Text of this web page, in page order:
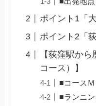
ポイント1「
ポイント2「
【荻窪駅か
コース）】
■コースＭ
■ランニ